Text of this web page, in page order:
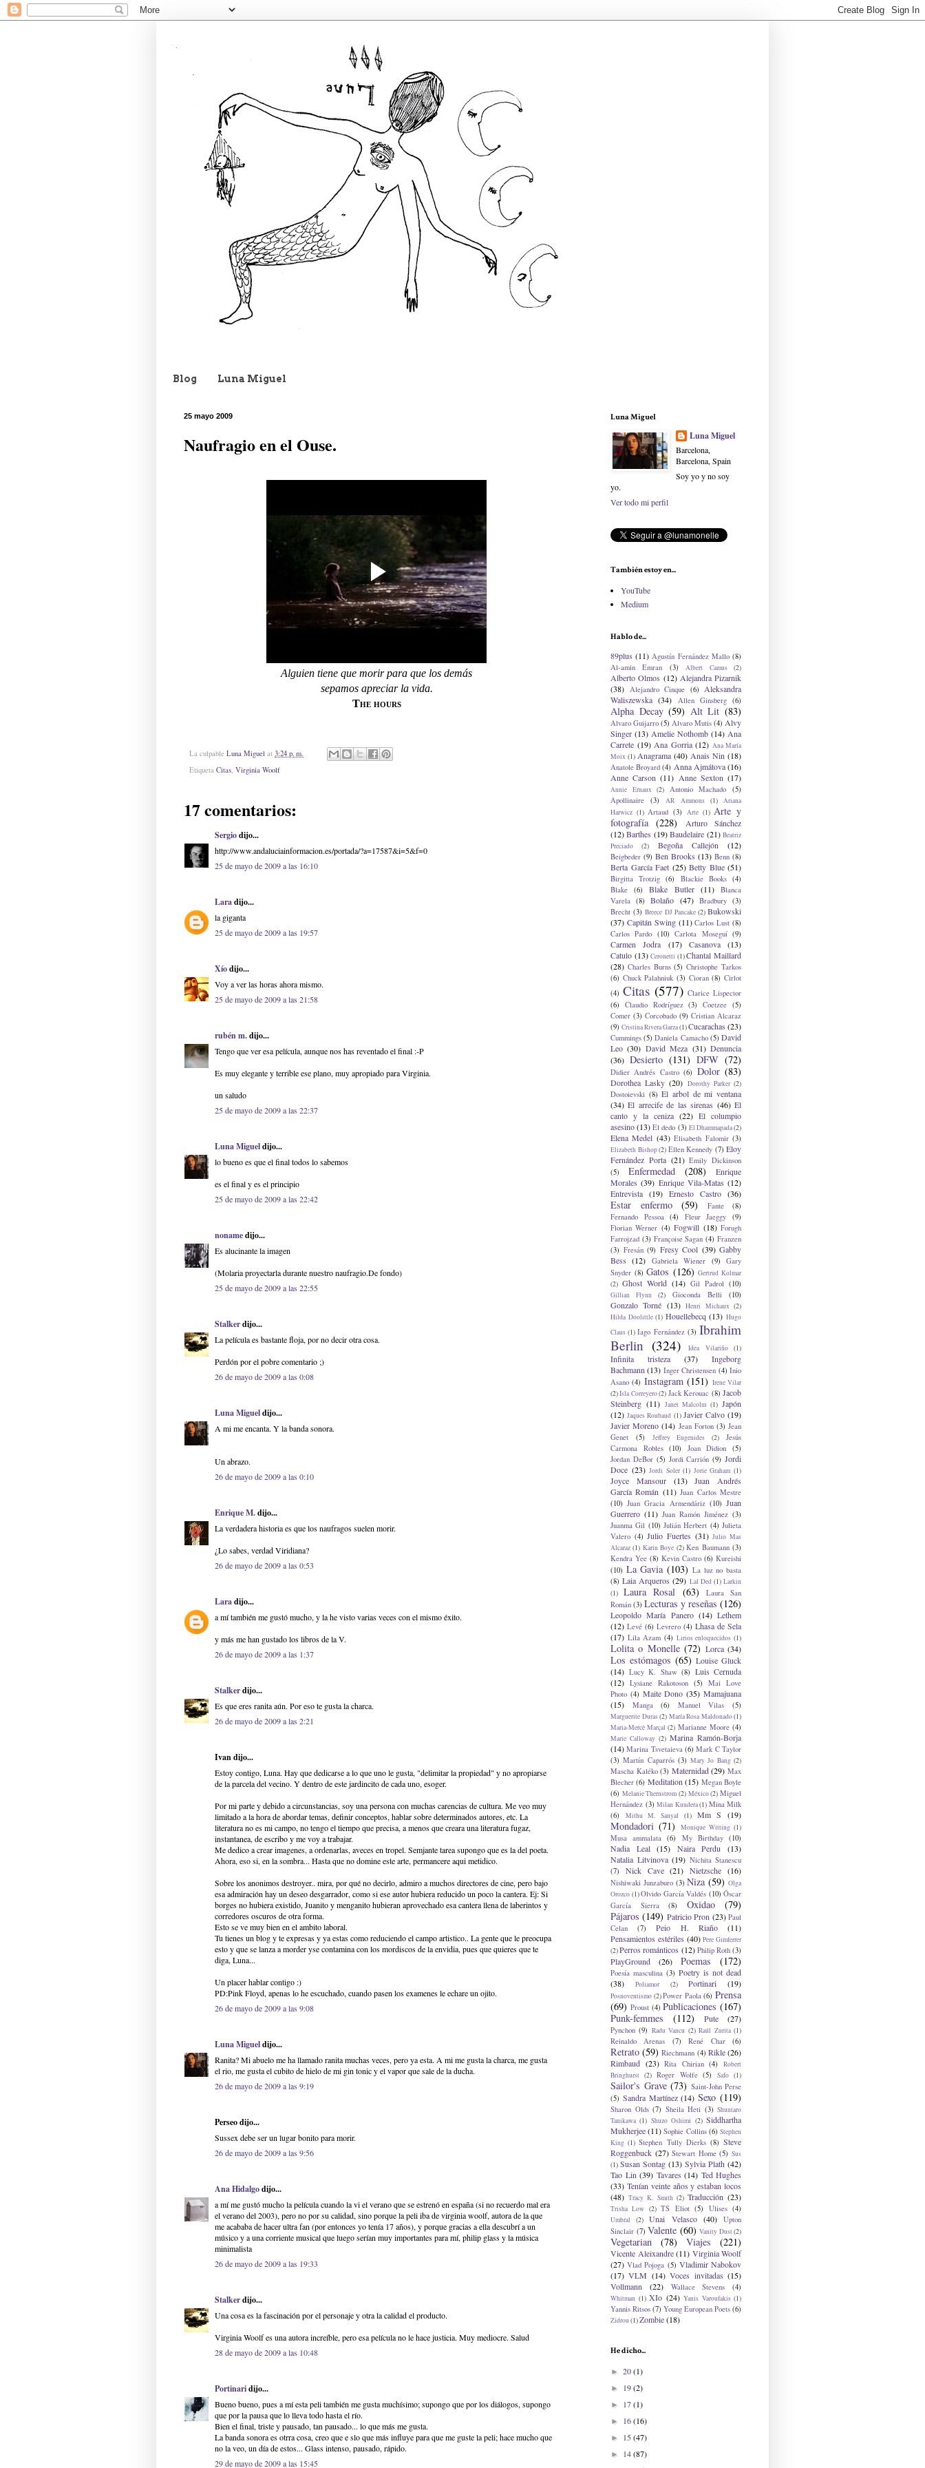
Blog Luna Miguel
25 mayo 2009
Naufragio en el Ouse.
Alguien tiene que morir para que los demás
sepamos apreciar la vida.
The hours
La culpable Luna Miguel at 3:24 p. m.
Etiqueta Citas, Virginia Woolf
17 comentarios:
Sergiodijo...
http://www.andaluciainformacion.es/portada/?a=17587&i=5&f=0
25 de mayo de 2009 a las 16:10
Laradijo...
la giganta
25 de mayo de 2009 a las 19:57
Xíodijo...
Voy a ver las horas ahora mismo.
25 de mayo de 2009 a las 21:58
rubén m.dijo...
Tengo que ver esa película, aunque nos has reventado el final :-P
Es muy elegante y terrible ese plano, muy apropiado para Virginia.
un saludo
25 de mayo de 2009 a las 22:37
Luna Migueldijo...
lo bueno es que el final todos lo sabemos
es el final y es el principio
25 de mayo de 2009 a las 22:42
nonamedijo...
Es alucinante la imagen
(Molaria proyectarla durante nuestro naufragio.De fondo)
25 de mayo de 2009 a las 22:55
Stalkerdijo...
La película es bastante floja, por no decir otra cosa.
Perdón por el pobre comentario ;)
26 de mayo de 2009 a las 0:08
Luna Migueldijo...
A mi me encanta. Y la banda sonora.
Un abrazo.
26 de mayo de 2009 a las 0:10
Enrique M.dijo...
La verdadera historia es que los naufragos suelen morir.
¿Lo sabes, verdad Viridiana?
26 de mayo de 2009 a las 0:53
Laradijo...
a mí también me gustó mucho, y la he visto varias veces con el mismo éxito.
y más me han gustado los libros de la V.
26 de mayo de 2009 a las 1:37
Stalkerdijo...
Es que eres ranita aún. Por eso te gusta la charca.
26 de mayo de 2009 a las 2:21
Ivan dijo...
Estoy contigo, Luna. Hay que dedicarse a lo que uno le gusta, "delimitar la propiedad" y no apropiarse
de la parcela del vecino. Y dentro de este jardincito de cada uno, esoger.
Por mi parte y debido a circunstancias, soy una persona con muchas carencias de cultura. Me veo muy
limitado a la hora de abordar temas, definir conceptos, hablar sobre determinados autores, etc. La
literatura no es mi campo, no tengo el tiempo que precisa, a menos que creara una literatura fugaz,
instantanea, de escribo y me voy a trabajar.
Me dedico a crear imagenes, a ordenarlas, aveces en tropel. Semjante tarea supongo que es la del poeta.
Ahora, eso si, en la sombra... Hasta que no domine este arte, permancere aqui metidico.
Sobre los anonimos destroyer.. mira, por qué no decirlo, admiro a muchos directores de cine, pero bajo
esa admiración hay un deseo desgarrador, como si ese autor hubiera reducido un poco la cantera. Ej: Si
borges no hubiera existido, Juanito y menganito hubieran aprovechado esa cantera llena de laberintos y
corredores oscuros de otra forma.
Esto se ve muy bien en el ambito laboral.
Tu tienes un blog y te expresas y ya estas como reduciendo el campo artistico.. La gente que le preocupa
esto y que se lanza a morder yse contamina con los mordiscos de la envidia, pues que quieres que te
diga, Luna...
Un placer hablar contigo :)
PD:Pink Floyd, apenas lo he escuchado, cuando pasen los examenes le echare un ojito.
26 de mayo de 2009 a las 9:08
Luna Migueldijo...
Ranita? Mi abuelo me ha llamado ranita muchas veces, pero ya esta. A mi me gusta la charca, me gusta
el rio, me gusta el cubito de hielo de mi gin tonic y el vapor que sale de la ducha.
26 de mayo de 2009 a las 9:19
Perseo dijo...
Sussex debe ser un lugar bonito para morir.
26 de mayo de 2009 a las 9:56
Ana Hidalgodijo...
a mí me gustó mucho la película cuando la vi el verano que se estrenó en españa (si no recuerdo mal era
el verano del 2003), pero no por su calidad, sino porque la peli iba de virginia woolf, autora de la que
me acababa de hacer ultra fan (por entonces yo tenía 17 años), y porque gracias a ella descubrí a un
músico y a una corriente musical que luego serían muy importantes para mí, philip glass y la música
minimalista
26 de mayo de 2009 a las 19:33
Stalkerdijo...
Una cosa es la fascinación por el personaje y otra la calidad el producto.
Virginia Woolf es una autora increíble, pero esa película no le hace justicia. Muy mediocre. Salud
28 de mayo de 2009 a las 10:48
Portinaridijo...
Bueno bueno, pues a mí esta peli también me gusta muchísimo; supongo que por los diálogos, supongo
que por la pausa que lo lleva todo hasta el río.
Bien el final, triste y pausado, tan pausado... lo que más me gusta.
La banda sonora es otrra cosa, creo que e slo que más influye para que me guste la peli; hace mucho que
no la veo, un día de estos... Glass intenso, pausado, rápido.
29 de mayo de 2009 a las 15:45
Luna Miguel
Luna Miguel
Barcelona,
Barcelona, Spain
Soy yo y no soy
yo.
Ver todo mi perfil
También estoy en...
YouTube
Medium
Hablo de...
89plus (11) Agustín Fernández Mallo (8)
Al-amin Emran
(3) Albert Camus (2)
Alberto Olmos (12) Alejandra Pizarnik
(38)
Alejandro Cinque (6)
Aleksandra
Waliszewska (34) Allen Ginsberg (6)
Alpha Decay (59) Alt Lit (83)
Alvaro Guijarro (5) Alvaro Mutis (4) Alvy
Singer (13) Amelie Nothomb (14) Ana
Carrete (19) Ana Gorria (12) Ana María
Moix (1) Anagrama (40) Anais Nin (18)
Anatole Broyard (4) Anna Ajmátova (16)
Anne Carson (11) Anne Sexton (17)
Annie Ernaux (2) Antonio Machado
(5)
Apollinaire
(3) AR Ammons (1)
Ariana
Harwicz (1) Artaud (3) Arte (1) Arte y
fotografía (228)
Arturo Sánchez
(12) Barthes (19) Baudelaire (21) Beatriz
Preciado
(2) Begoña Callejón (12)
Beigbeder (9) Ben Brooks (13) Benn (8)
Berta García Faet (25) Betty Blue (51)
Birgitta Trotzig (6) Blackie Books (4)
Blake
(6) Blake Butler (11)
Blanca
Varela
(8) Bolaño (47) Bradbury (3)
Brecht (3) Breece DJ Pancake (2) Bukowski
(37) Capitán Swing (11) Carlos Lust (8)
Carlos Pardo (10) Carlota Moseguí (9)
Carmen Jodra (17) Casanova
(13)
Catulo (13) Ceronetti (1) Chantal Maillard
(28) Charles Burns (5) Christophe Tarkos
(6) Chuck Palahniuk (3) Cioran (8) Cirlot
(4) Citas (577) Clarice Lispector
(6)
Claudio Rodríguez (3) Coetzee (5)
Comer (3) Corcobado (9) Cristian Alcaraz
(9) Cristina Rivera Garza(1)Cucarachas (23)
Cummings (5) Daniela Camacho (5) David
Leo (30) David Meza (31) Denuncia
(36) Desierto (131) DFW (72)
Didier Andrés Castro (6) Dolor (83)
Dorothea Lasky (20) Dorothy Parker (2)
Dostoievski (8) El arbol de mi ventana
(34) El arrecife de las sirenas (46) El
canto y la ceniza (22) El columpio
asesino(13) El dedo (3) El Dhammapada(2)
Elena Medel (43) Elisabeth Falomir (3)
Elizabeth Bishop(2) Ellen Kennedy (7) Eloy
Fernández Porta (21) Emily Dickinson
(5)
Enfermedad (208)
Enrique
Morales (39) Enrique Vila-Matas (12)
Entrevista (19) Ernesto Castro (36)
Estar enfermo (59) Fante
(8)
Fernando Pessoa
(4) Fleur Jaeggy
(9)
Florian Werner (4) Fogwill (18) Forugh
Farrojzad (3) Françoise Sagan (4) Franzen
(3) Fresán (9) Fresy Cool (39) Gabby
Bess (12) Gabriela Wiener (9)
Gary
Snyder (8) Gatos (126) Gertrud Kolmar
(2) Ghost World (14) Gil Padrol (10)
Gillian Flynn (2) Gioconda Belli (10)
Gonzalo Torné (13) Henri Michaux (2)
Hilda Doolittle (1) Houellebecq (13) Hugo
Claus (1) Iago Fernández (3) Ibrahim
Berlin (324) Idea Vilariño (1)
Infinita tristeza (37)
Ingeborg
Bachmann (13) Inger Christensen (4) Inio
Asano (4) Instagram (151) Irene Vilar
(2)Isla Correyero(2) Jack Kerouac (8) Jacob
Steinberg (11) Janet Malcolm (1) Japón
(12) Jaques Roubaud (1) Javier Calvo (19)
Javier Moreno (14) Jean Forton (3) Jean
Genet
(5) Jeffrey Eugenides (2)
Jesús
Carmona Robles
(10) Joan Didion
(5)
Jordan DeBor (5) Jordi Carrión (9) Jordi
Doce (23) Jordi Soler (1) Jorie Graham (1)
Joyce Mansour (13)
Juan Andrés
García Román (11) Juan Carlos Mestre
(10) Juan Gracia Armendáriz (10) Juan
Guerrero (11) Juan Ramón Jiménez (3)
Juanma Gil (10) Julián Herbert (4) Julieta
Valero (4) Julio Fuertes (31) Julio Mas
Alcaraz (1) Karin Boye (2) Ken Baumann (3)
Kendra Yee (8) Kevin Castro (6) Kureishi
(10) La Gavia (103) La luz no basta
(8) Laia Arqueros (29) Lal Ded (1) Larkin
(1)
Laura Rosal (63)
Laura San
Román (3) Lecturas y reseñas (126)
Leopoldo María Panero (14) Lethem
(12) Levé (6) Levrero (4) Lhasa de Sela
(17) Lila Azam (4) Lirios enloquecidos (1)
Lolita o Monelle (72) Lorca (34)
Los estómagos (65) Louise Gluck
(14) Lucy K. Shaw (8) Luis Cernuda
(12) Lysiane Rakotoson (5)
Mai Love
Photo (4) Maite Dono (35) Mamajuana
(15)
Manga (6) Manuel Vilas (5)
Marguerite Duras(2) María Rosa Maldonado(1)
Maria-Mercè Marçal (2) Marianne Moore (4)
Marie Calloway (2) Marina Ramón-Borja
(14) Marina Tsvetaieva (6) Mark C Taylor
(3) Martín Caparrós (3) Mary Jo Bang (2)
Mascha Kaléko (3) Maternidad (29) Max
Blecher (6) Meditation (15) Megan Boyle
(6) Melanie Thernstrom (2) México (2) Miguel
Hernández (3) Milan Kundera(1) Mina Milk
(6)
Mithu M. Sanyal (1) Mm S (19)
Mondadori (71) Monique Witting (1)
Musa ammalata (6) My Birthday (10)
Nadia Leal (15) Naira Perdu
(13)
Natalia Litvinova (19) Nichita Stanescu
(7)
Nick Cave (21) Nietzsche (16)
Nishiwaki Junzaburo (3) Niza (59) Olga
Orozco (1)Olvido García Valdés (10) Óscar
García Sierra
(8) Oxidao
(79)
Pájaros (149) Patricio Pron (23) Paul
Celan
(7) Peio H. Riaño
(11)
Pensamientos estériles (40) Pere Gimferrer
(2)Perros románticos (12) Philip Roth (3)
PlayGround (26) Poemas (172)
Poesía masculina (3) Poetry is not dead
(38)
Poliamor (2) Portinari (19)
Posnoventismo (2) Power Paola (6) Prensa
(69) Proust (4) Publicaciones (167)
Punk-femmes
(112) Pute (27)
Pynchon (9) Radu Vancu (2) Raúl Zurita (1)
Reinaldo Arenas (7) René Char (6)
Retrato (59) Riechmann (4) Rikle (26)
Rimbaud (23) Rita Chirian (4)
Robert
Bringhurst (2) Roger Wolfe (5) Safo (1)
Sailor's Grave (73) Saint-John Perse
(5) Sandra Martínez (14) Sexo (119)
Sharon Olds (7) Sheila Heti (3) Shuntaro
Tanikawa (1) Shuzo Oshimi (2) Siddhartha
Mukherjee (11) Sophie Collins (6) Stephen
King (1) Stephen Tully Dierks (8) Steve
Roggenbuck (27) Stewart Home (5) Sus
(1) Susan Sontag (13) Sylvia Plath (42)
Tao Lin (39) Tavares (14) Ted Hughes
(33) Tenían veinte años y estaban locos
(48) Tracy K. Smith (2) Traducción (23)
Trisha Low (2) TS Eliot (5) Ulises (4)
Umbral (2) Unai Velasco (40)
Upton
Sinclair (7) Valente (60) Vanity Dust(2)
Vegetarian (78) Viajes (221)
Vicente Aleixandre (11) Virginia Woolf
(27) Vlad Pojoga (5) Vladimir Nabokov
(17) VLM (14) Voces invitadas (15)
Vollmann
(22) Wallace Stevens (4)
Whitman (1) XIo (24) Yanis Varoufakis (1)
Yannis Ritsos (7) Young European Poets (6)
Zidrou(1)Zombie(18)
He dicho...
► 20(1)
► 19(2)
► 17(1)
► 16(16)
► 15(47)
► 14(87)